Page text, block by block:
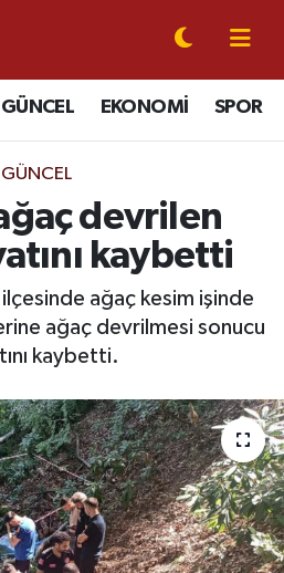
GÜNCEL EKONOMİ SPOR
GÜNCEL
devrilen
kaybetti
ilçesinde ağaç kesim işinde
ağaç devrilmesi sonucu
kaybetti.
Eczaneler
Durumu
Vakitleri
Yoğunluk Haritası
ve Fikstür